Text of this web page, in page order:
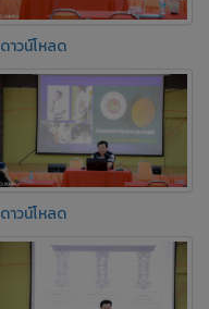
ดาวน์โหลด
ดาวน์โหลด